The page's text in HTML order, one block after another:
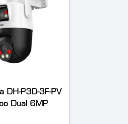
DH-P3D-3F-PV
Dual 6MP